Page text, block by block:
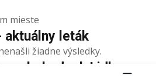
mieste
aktuálny leták
žiadne výsledky.
v obchodoch Lidl